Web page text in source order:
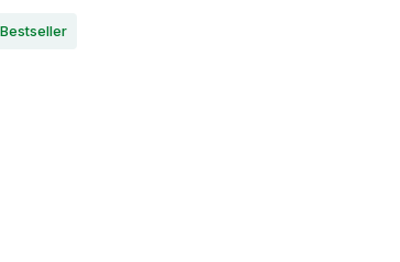
Bestseller